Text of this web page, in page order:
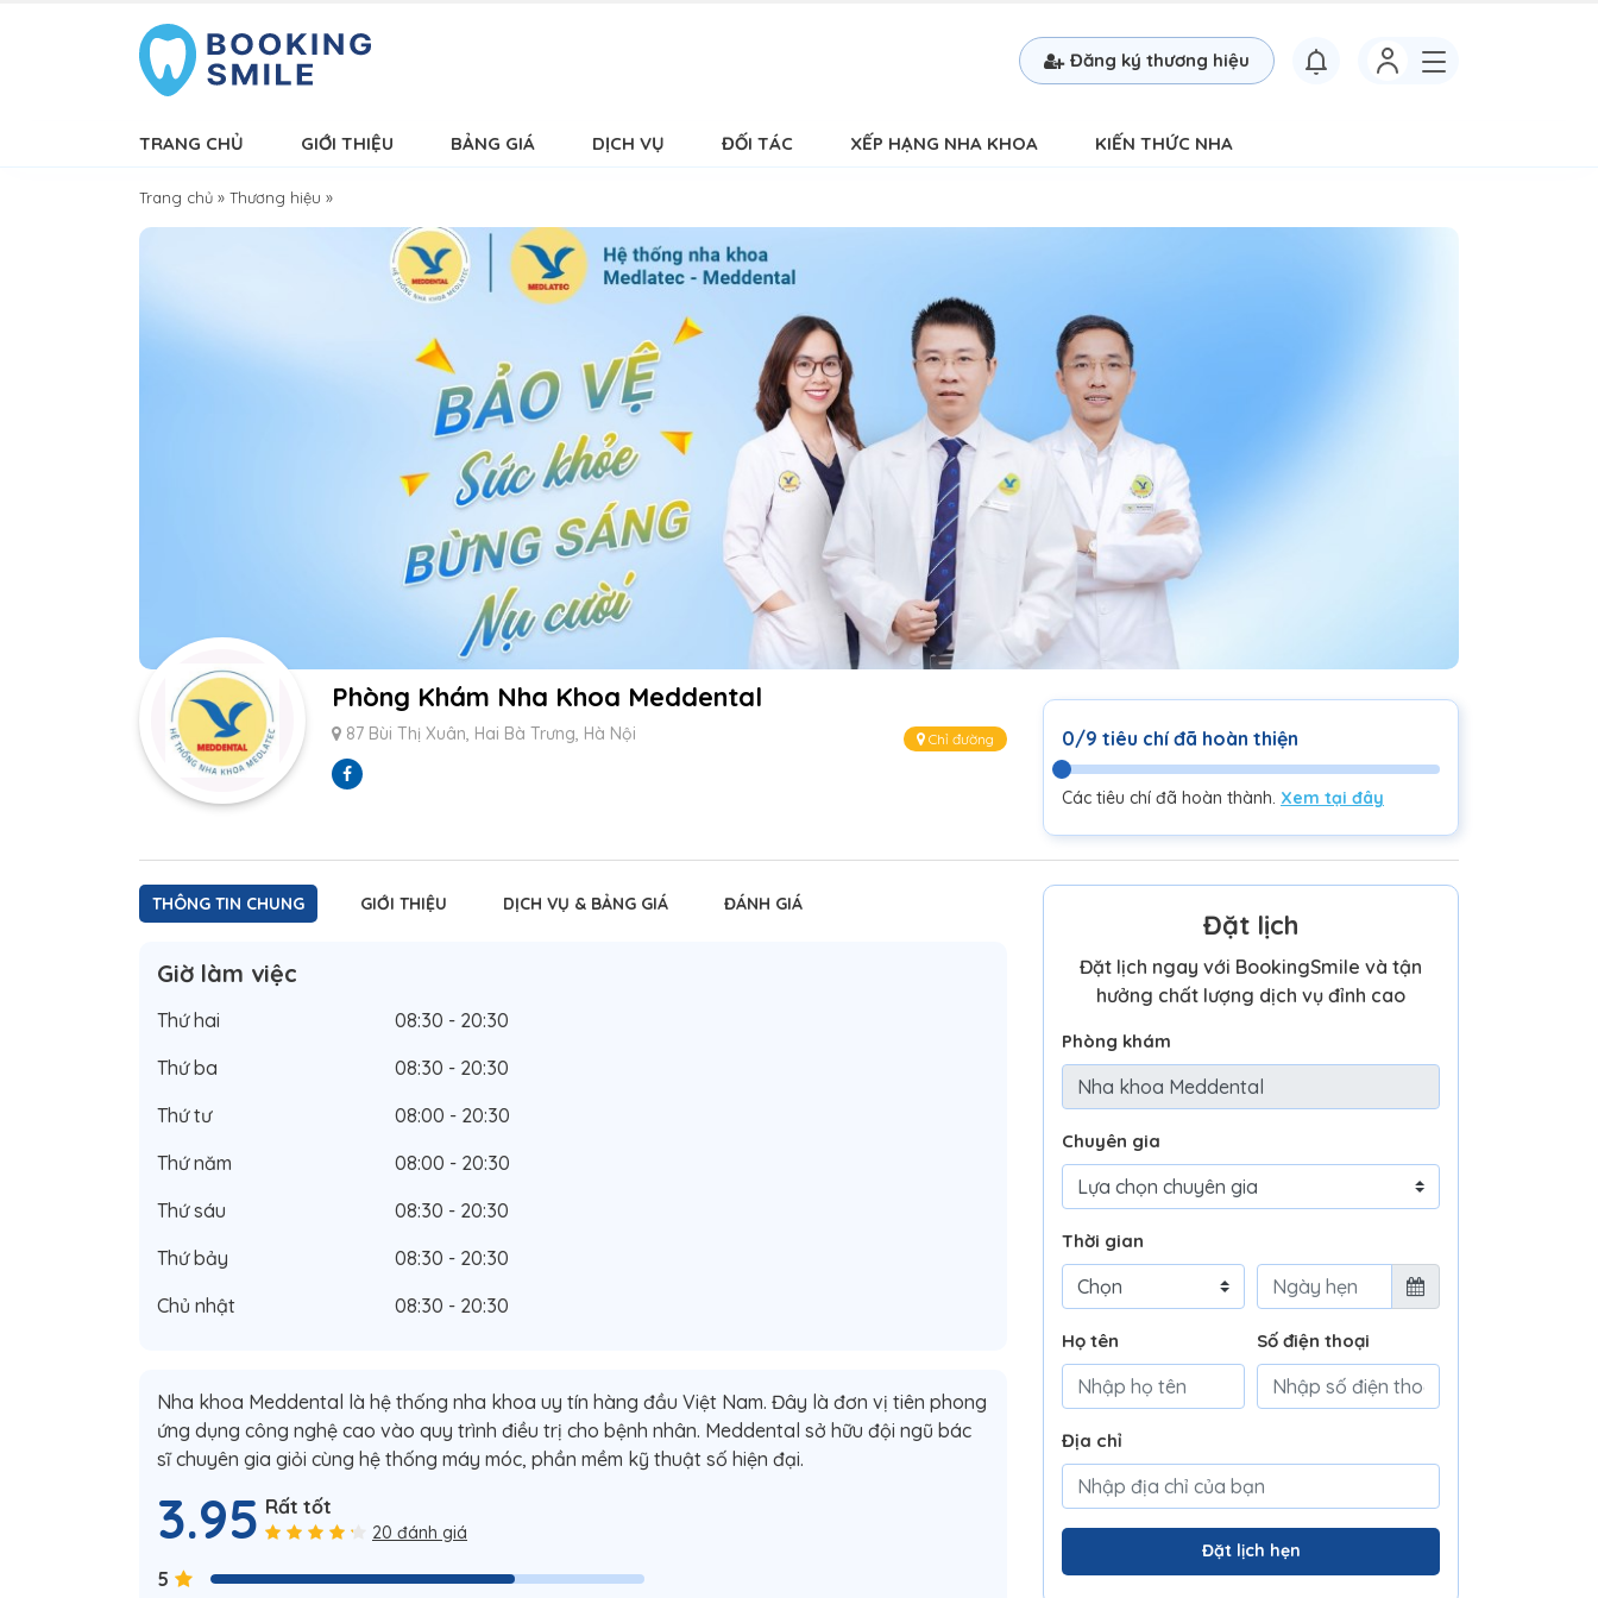
Đăng ký thương hiệu
TRANG CHỦ GIỚI THIỆU BẢNG GIÁ DỊCH VỤ ĐỐI TÁC XẾP HẠNG NHA KHOA KIẾN THỨC NHA
Trang chủ » Thương hiệu »
Phòng Khám Nha Khoa Meddental
87 Bùi Thị Xuân, Hai Bà Trưng, Hà Nội Chỉ đường 0/9 tiêu chí đã hoàn thiện
Các tiêu chí đã hoàn thành. Xem tại đây
THÔNG TIN CHUNG GIỚI THIỆU DỊCH VỤ & BẢNG GIÁ ĐÁNH GIÁ
Giờ làm việc
Thứ hai
08:30 - 20:30
Thứ ba
08:30 - 20:30
Thứ tư
08:00 - 20:30
Thứ năm
08:00 - 20:30
Thứ sáu
08:30 - 20:30
Thứ bảy
08:30 - 20:30
Chủ nhật
08:30 - 20:30
Nha khoa Meddental là hệ thống nha khoa uy tín hàng đầu Việt Nam. Đây là đơn vị tiên phong
ứng dụng công nghệ cao vào quy trình điều trị cho bệnh nhân. Meddental sở hữu đội ngũ bác
sĩ chuyên gia giỏi cùng hệ thống máy móc, phần mềm kỹ thuật số hiện đại.
3.95 Rất tốt
20 đánh giá
5
Đặt lịch
Đặt lịch ngay với BookingSmile và tận
hưởng chất lượng dịch vụ đỉnh cao
Phòng khám
Chuyên gia
Thời gian
Họ tên Số điện thoại
Địa chỉ
Đặt lịch hẹn